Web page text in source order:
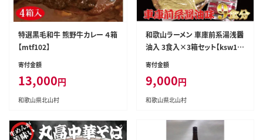
特選黒毛和牛 熊野牛カレー ４箱
【mtf102】
寄付金額
13,000円
和歌山県北山村
和歌山ラーメン 車庫前系湯浅醤
油入 3食入×3箱セット【ksw10
寄付金額
9,000円
和歌山県北山村